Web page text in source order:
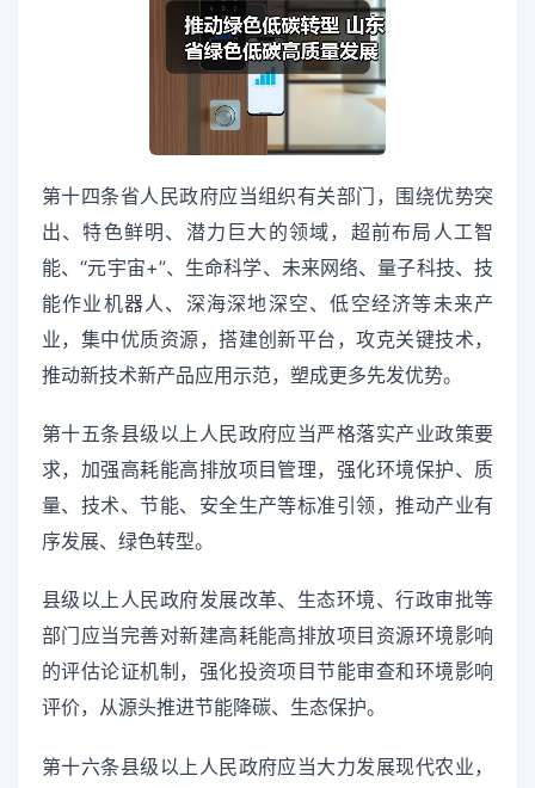
第十四条省人民政府应当组织有关部门，围绕优势突
出、特色鲜明、潜力巨大的领域，超前布局人工智
能、“元宇宙+”、生命科学、未来网络、量子科技、技
能作业机器人、深海深地深空、低空经济等未来产
业，集中优质资源，搭建创新平台，攻克关键技术，
推动新技术新产品应用示范，塑成更多先发优势。
第十五条县级以上人民政府应当严格落实产业政策要
求，加强高耗能高排放项目管理，强化环境保护、质
量、技术、节能、安全生产等标准引领，推动产业有
序发展、绿色转型。
县级以上人民政府发展改革、生态环境、行政审批等
部门应当完善对新建高耗能高排放项目资源环境影响
的评估论证机制，强化投资项目节能审查和环境影响
评价，从源头推进节能降碳、生态保护。
第十六条县级以上人民政府应当大力发展现代农业，